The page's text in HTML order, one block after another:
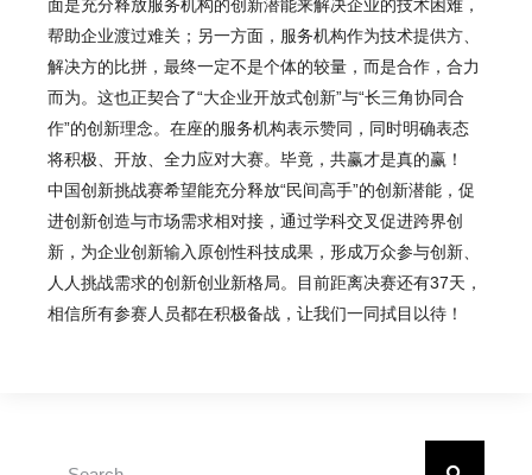
面是充分释放服务机构的创新潜能来解决企业的技术困难，
帮助企业渡过难关；另一方面，服务机构作为技术提供方、
解决方的比拼，最终一定不是个体的较量，而是合作，合力
而为。这也正契合了“大企业开放式创新”与“长三角协同合
作”的创新理念。在座的服务机构表示赞同，同时明确表态
将积极、开放、全力应对大赛。毕竟，共赢才是真的赢！
中国创新挑战赛希望能充分释放“民间高手”的创新潜能，促
进创新创造与市场需求相对接，通过学科交叉促进跨界创
新，为企业创新输入原创性科技成果，形成万众参与创新、
人人挑战需求的创新创业新格局。目前距离决赛还有37天，
相信所有参赛人员都在积极备战，让我们一同拭目以待！